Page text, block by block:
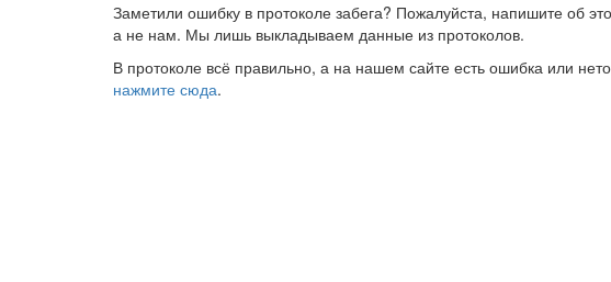
Заметили ошибку в протоколе забега? Пожалуйста, напишите об
а не нам. Мы лишь выкладываем данные из протоколов.
В протоколе всё правильно, а на нашем сайте есть ошибка или
нажмите сюда.